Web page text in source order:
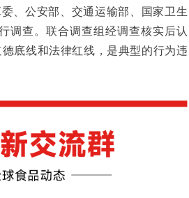
、公安部、交通运输部、国家卫生
调查。联合调查组经调查核实后认
底线和法律红线，是典型的行为违